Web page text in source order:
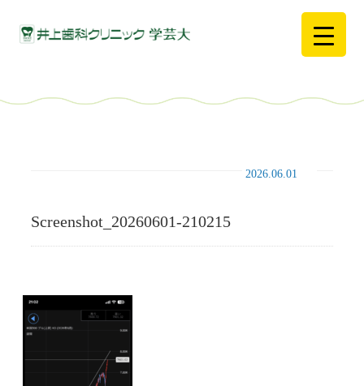
2026.06.01
Screenshot_20260601-210215